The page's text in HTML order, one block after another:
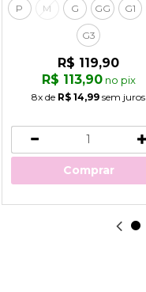
P M G GG G1
G3
R$ 119,90
R$ 113,90 no pix
8x de R$ 14,99 sem juros
Comprar